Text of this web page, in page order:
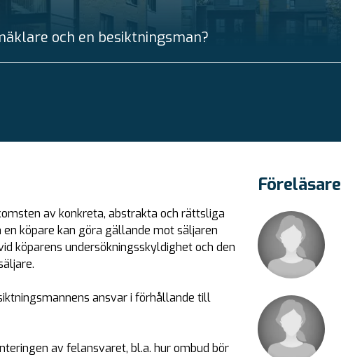
och en besiktningsman?
Föreläsare
av konkreta, abstrakta och rättsliga
köpare kan göra gällande mot säljaren
köparens undersökningsskyldighet och den
ansvar i förhållande till
av felansvaret, bl.a. hur ombud bör